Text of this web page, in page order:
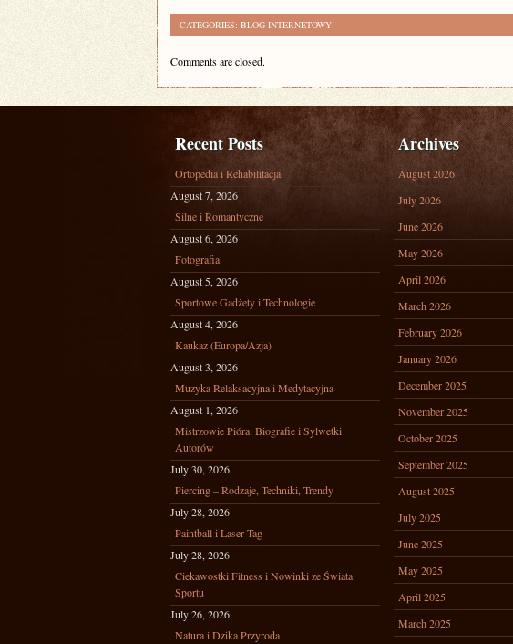
CATEGORIES: BLOG INTERNETOWY
Comments are closed.
Recent Posts
Ortopedia i Rehabilitacja
August 7, 2026
Silne i Romantyczne
August 6, 2026
Fotografia
August 5, 2026
Sportowe Gadżety i Technologie
August 4, 2026
Kaukaz (Europa/Azja)
August 3, 2026
Muzyka Relaksacyjna i Medytacyjna
August 1, 2026
Mistrzowie Pióra: Biografie i Sylwetki
Autorów
July 30, 2026
Piercing – Rodzaje, Techniki, Trendy
July 28, 2026
Paintball i Laser Tag
July 28, 2026
Ciekawostki Fitness i Nowinki ze Świata
Sportu
July 26, 2026
Natura i Dzika Przyroda
Archives
August 2026
July 2026
June 2026
May 2026
April 2026
March 2026
February 2026
January 2026
December 2025
November 2025
October 2025
September 2025
August 2025
July 2025
June 2025
May 2025
April 2025
March 2025